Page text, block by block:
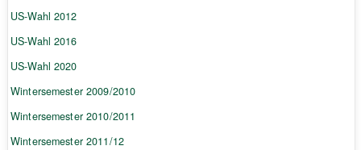
US-Wahl 2012
US-Wahl 2016
US-Wahl 2020
Wintersemester 2009/2010
Wintersemester 2010/2011
Wintersemester 2011/12